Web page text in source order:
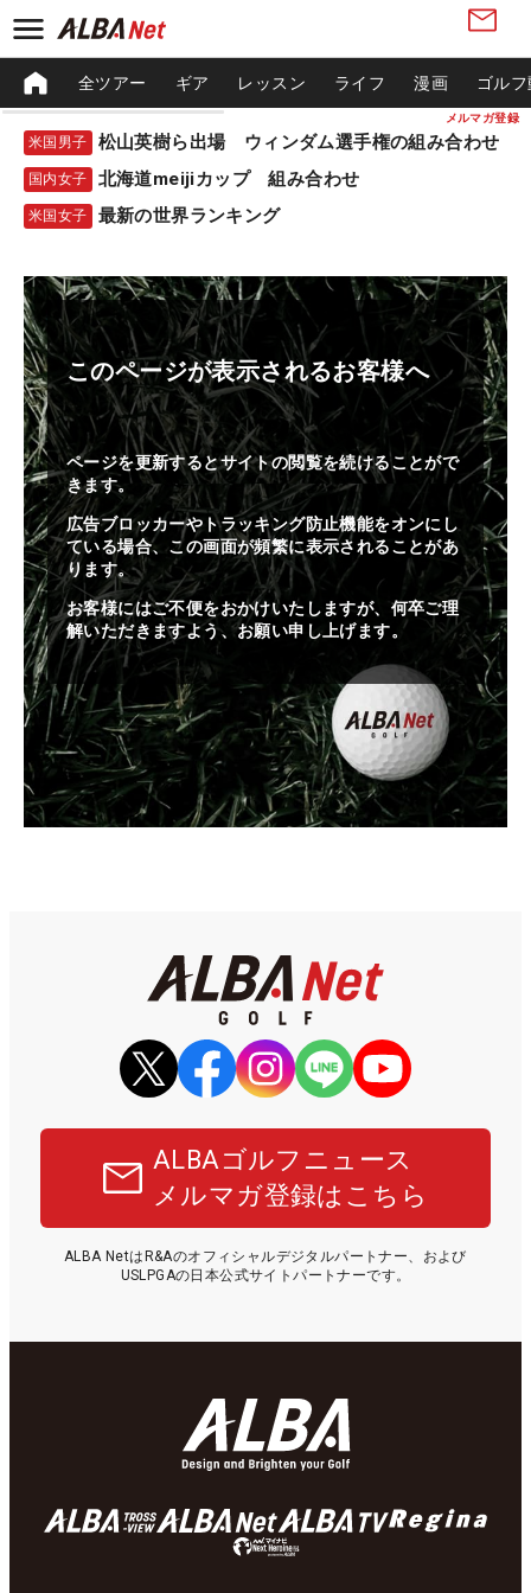
メルマガ登録
全ツアー ギア レッスン ライフ 漫画 ゴル
米国男子 松山英樹ら出場 ウィンダム選手権の組み合わせ
国内女子 北海道meijiカップ 組み合わせ
米国女子 最新の世界ランキング
このページが表示されるお客様へ
ページを更新するとサイトの閲覧を続けることがで
きます。
広告ブロッカーやトラッキング防止機能をオンにし
ている場合、この画面が頻繁に表示されることがあ
ります。
お客様にはご不便をおかけいたしますが、何卒ご理
解いただきますよう、お願い申し上げます。
ALBAゴルフニュース
メルマガ登録はこちら
ALBA NetはR&Aのオフィシャルデジタルパートナー、および
USLPGAの日本公式サイトパートナーです。